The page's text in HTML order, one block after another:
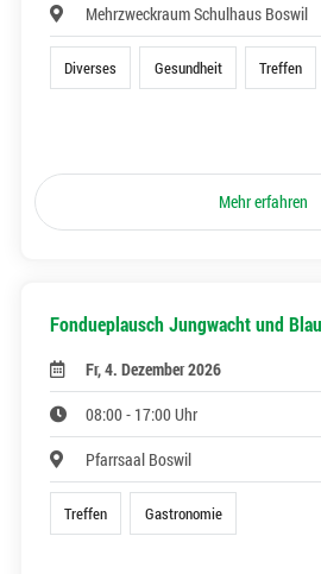
Mehrzweckraum Schulhaus Boswil
Diverses Gesundheit Treffen
Mehr erfahren
Fondueplausch Jungwacht und
Fr, 4. Dezember 2026
08:00 - 17:00 Uhr
Pfarrsaal Boswil
Treffen Gastronomie